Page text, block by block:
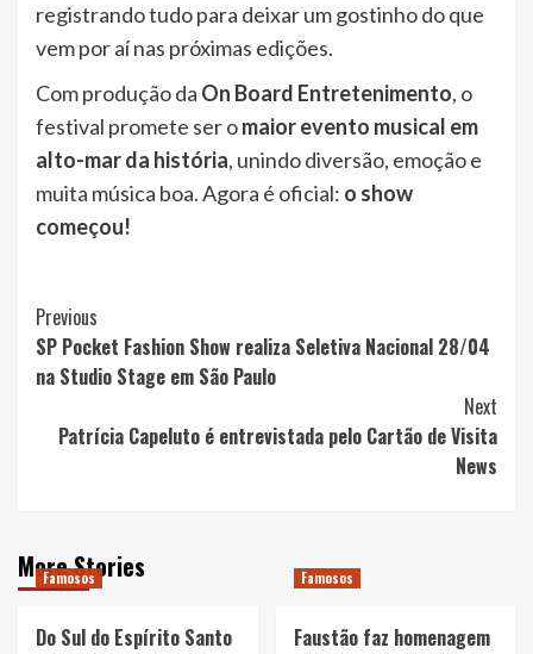
registrando tudo para deixar um gostinho do que
vem por aí nas próximas edições.
Com produção da On Board Entretenimento, o
festival promete ser omaior evento musical em
alto-mar da história, unindo diversão, emoção e
muita música boa. Agora é oficial: o show
começou!
Post
Navigation
Previous
SP Pocket Fashion Show realiza Seletiva Nacional 28/04
na Studio Stage em São Paulo
Next
Patrícia Capeluto é entrevistada pelo Cartão de Visita
News
More Stories
Famosos
Do Sul do Espírito Santo
Famosos
Faustão faz homenagem